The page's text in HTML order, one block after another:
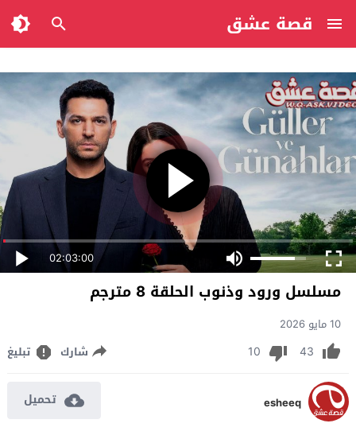
قصة عشق
02:03:00
مسلسل ورود وذنوب الحلقة 8 مترجم
10 مايو 2026
43
10 شارك تبليغ
esheeq تحميل